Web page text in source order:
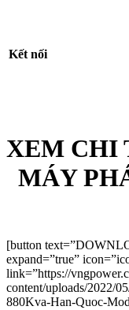
Kết nối
XEM CHI
MÁY
[button
expand=”true”
link=”https://
content/uploads/2022/
880Kva-Han-Quoc-